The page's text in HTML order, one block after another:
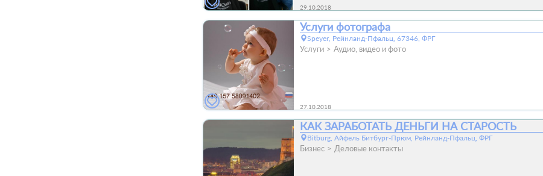
29.10.2018
Услуги фотографа
Speyer, Рейнланд-Пфальц, 67346, ФРГ
Услуги Аудио, видео и фото
27.10.2018
КАК ЗАРАБОТАТЬ ДЕНЬГИ НА СТАРОСТЬ
Bitburg, Айфель Битбург-Прюм, Рейнланд-Пфальц, ФРГ
Бизнес Деловые контакты